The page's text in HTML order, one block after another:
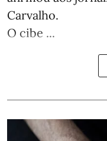
Carvalho.
O cibe ...